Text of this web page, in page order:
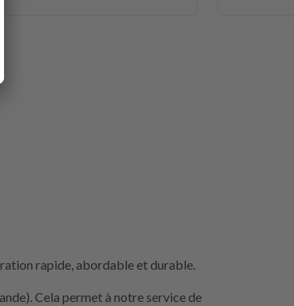
rapide, abordable et durable.
Cela permet à notre service de